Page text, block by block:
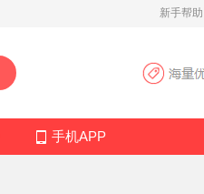
新手帮助
手机APP